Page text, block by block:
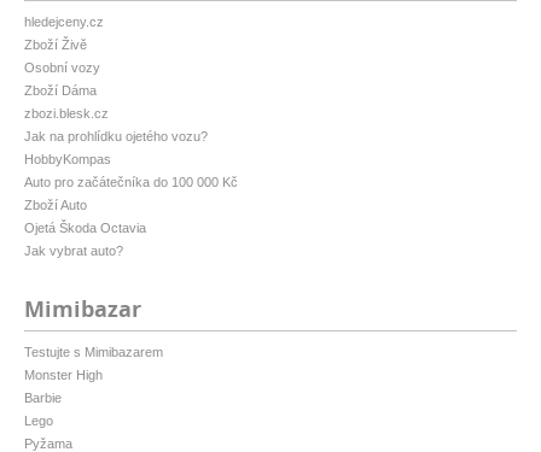
hledejceny.cz
Zboží Živě
Osobní vozy
Zboží Dáma
zbozi.blesk.cz
Jak na prohlídku ojetého vozu?
HobbyKompas
Auto pro začátečníka do 100 000 Kč
Zboží Auto
Ojetá Škoda Octavia
Jak vybrat auto?
Mimibazar
Testujte s Mimibazarem
Monster High
Barbie
Lego
Pyžama